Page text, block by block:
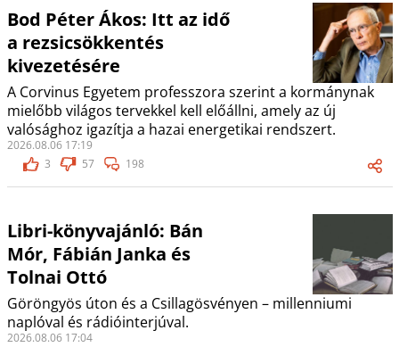
Bod Péter Ákos: Itt az idő
a rezsicsökkentés
kivezetésére
A Corvinus Egyetem professzora szerint a kormánynak
mielőbb világos tervekkel kell előállni, amely az új
valósághoz igazítja a hazai energetikai rendszert.
2026.08.06 17:19
3
57 198
Libri-könyvajánló: Bán
Mór, Fábián Janka és
Tolnai Ottó
Göröngyös úton és a Csillagösvényen – millenniumi
naplóval és rádióinterjúval.
2026.08.06 17:04